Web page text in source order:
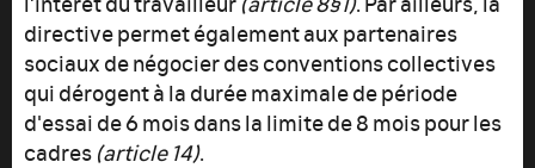
directive permet également aux partenaires
sociaux de négocier des conventions collectives
qui dérogent à la durée maximale de période
d'essai de 6 mois dans la limite de 8 mois pour les
cadres(article 14).